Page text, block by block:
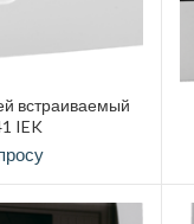
встраиваемый
IEK